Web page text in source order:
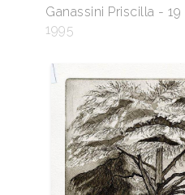
Ganassini Priscilla - 19
1995